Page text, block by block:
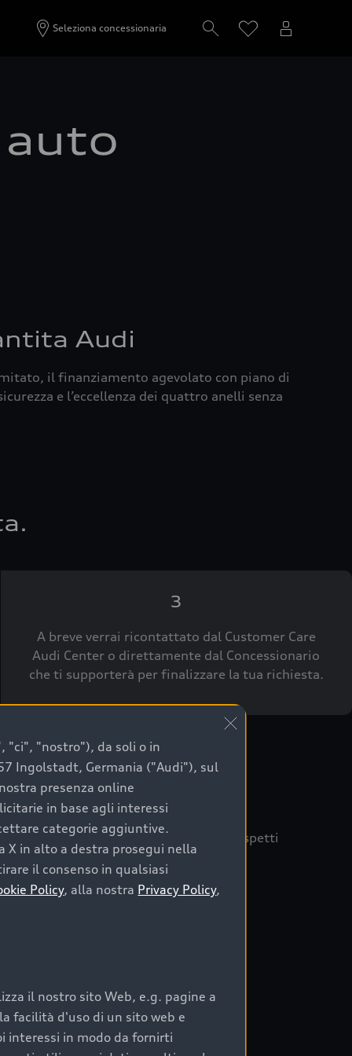
Seleziona concessionaria
Audi
il finanziamento agevolato con piano di
e l’eccellenza dei quattro anelli senza
3
A breve verrai ricontattato dal Customer Care
Audi Center o direttamente dal Concessionario
che ti supporterà per finalizzare la tua richiesta.
sicuro, è essenziale considerare aspetti
Prima Scelta :plus
nel tempo;
"ci", "nostro"), da soli o in
Ingolstadt, Germania ("Audi"), sul
presenza online
in base agli interessi
categorie aggiuntive.
in alto a destra prosegui nella
il consenso in qualsiasi
Policy, alla nostra Privacy Policy,
il nostro sito Web, e.g. pagine a
facilità d'uso di un sito web e
interessi in modo da fornirti